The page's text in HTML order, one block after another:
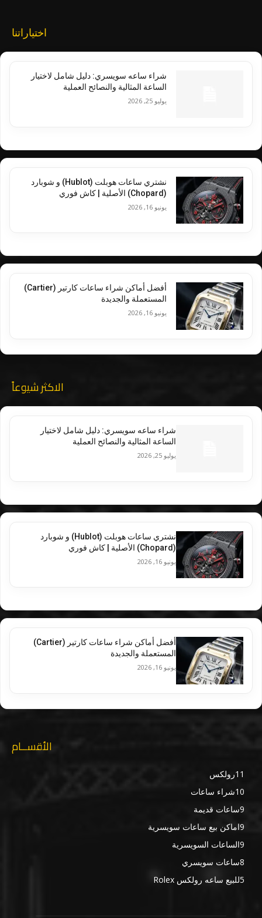
اختياراتنا
شراء ساعه سويسري: دليل شامل لاختيار
الساعة المثالية والنصائح العملية
يوليو 25, 2026
نشتري ساعات هوبلت (Hublot) و شوبارد
(Chopard) الأصلية | كاش فوري
يونيو 16, 2026
أفضل أماكن شراء ساعات كارتير (Cartier)
المستعملة والجديدة
يونيو 16, 2026
الاكثر شيوعاً
شراء ساعه سويسري: دليل شامل لاختيار
الساعة المثالية والنصائح العملية
يوليو 25, 2026
نشتري ساعات هوبلت (Hublot) و شوبارد
(Chopard) الأصلية | كاش فوري
يونيو 16, 2026
أفضل أماكن شراء ساعات كارتير (Cartier)
المستعملة والجديدة
يونيو 16, 2026
الأقســام
رولكس11
شراء ساعات10
ساعات قديمة9
اماكن بيع ساعات سويسرية9
الساعات السويسرية9
ساعات سويسري8
للبيع ساعه رولكس Rolex5